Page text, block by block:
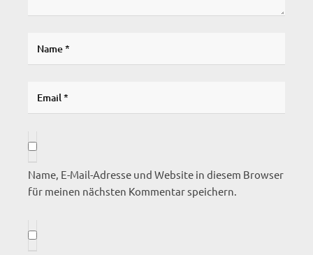
Name, E-Mail-Adresse und Website in diesem Browser
für meinen nächsten Kommentar speichern.